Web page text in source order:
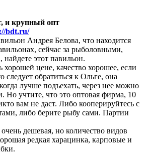
и крупный опт
bdt.ru/
Андрея Белова, что находится
сейчас за рыболовными,
найдете этот павильон.
цене, качество хорошее, если
обратиться к Ольге, она
лучше подъехать, через нее можно
Но учтите, что это оптовая фирма, 10
вам не даст. Либо кооперируйтесь с
либо берите рыбу сами. Партии
дешевая, но количество видов
редкая харацинка, карповые и